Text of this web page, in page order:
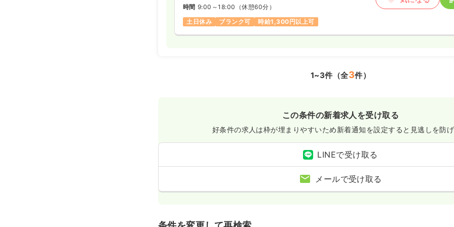
時間 9:00～18:00 （休憩60分）
土日休み
ブランク可 時給1,300円以上可
1~3件（全3件）
この条件の新着求人を受け取る
好条件の求人は枠が埋まりやすいため新着通知を設定すると見逃しを防
LINEで受け取る
メールで受け取る